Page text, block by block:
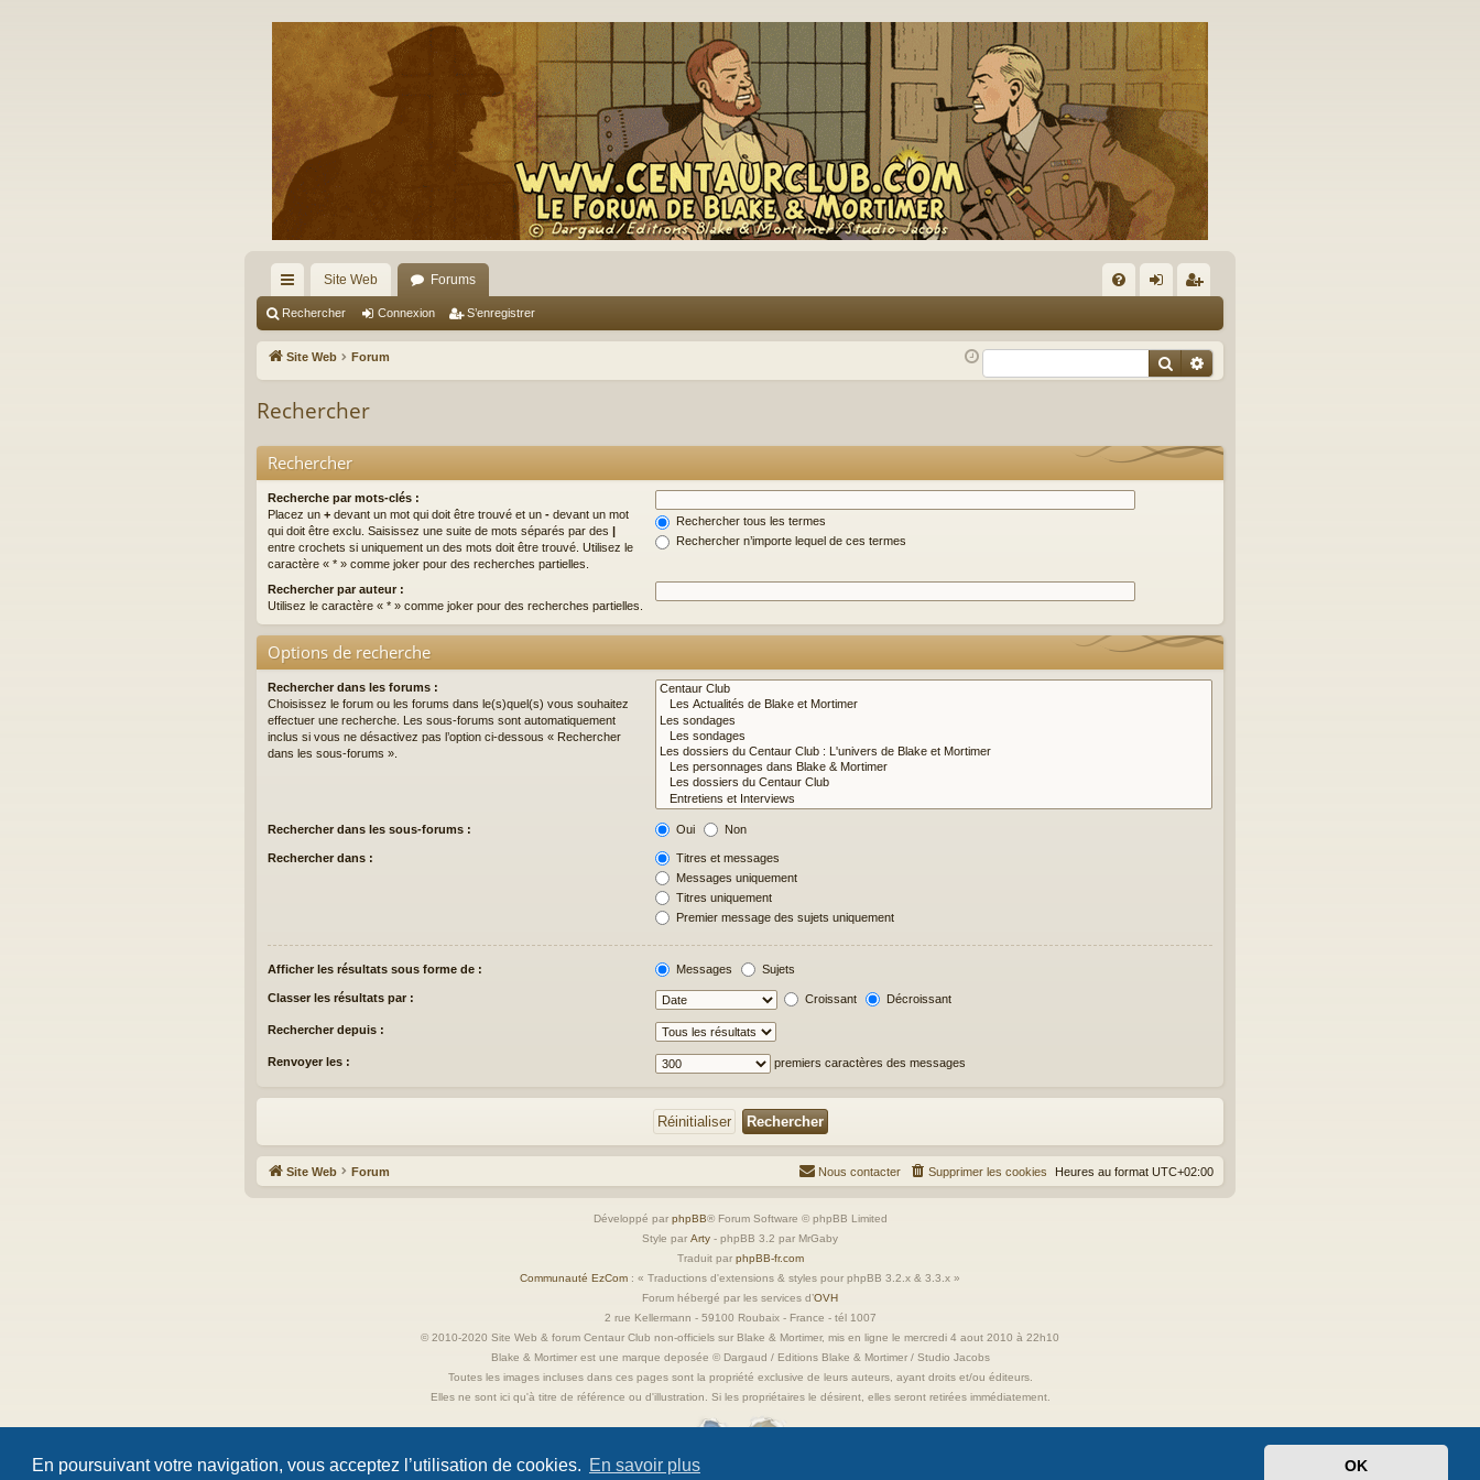
En poursuivant votre navigation, vous acceptez l’utilisation de cookies. En savoir plus OK
cc
ès
ra
pi
de
Site Web Forums
Q ne
xi
nr
eg
re
r
Rechercher Connexion S’enregistrer
Site Web Forum Rechercher
Recherche avancée
Rechercher
Rechercher
Recherche par mots-clés :
Placez un + devant un mot qui doit être trouvé et un - devant un mot
qui doit être exclu. Saisissez une suite de mots séparés par des |
entre crochets si uniquement un des mots doit être trouvé. Utilisez le
caractère « * » comme joker pour des recherches partielles.
Rechercher tous les termes
Rechercher n’importe lequel de ces termes
Rechercher par auteur :
Utilisez le caractère « * » comme joker pour des recherches partielles.
Options de recherche
Rechercher dans les forums :
Choisissez le forum ou les forums dans le(s)quel(s) vous souhaitez
effectuer une recherche. Les sous-forums sont automatiquement
inclus si vous ne désactivez pas l’option ci-dessous « Rechercher
dans les sous-forums ».
Rechercher dans les sous-forums : Oui Non
Rechercher dans :
Titres et messages
Messages uniquement
Titres uniquement
Premier message des sujets uniquement
Afficher les résultats sous forme de : Messages Sujets
Classer les résultats par : Croissant Décroissant
Rechercher depuis :
Renvoyer les : premiers caractères des messages
Site Web Forum Heures au format UTC+02:00
Supprimer les cookies
Nous contacter
Développé par phpBB® Forum Software © phpBB Limited
Style par Arty - phpBB 3.2 par MrGaby
Traduit par phpBB-fr.com
Communauté EzCom : « Traductions d'extensions & styles pour phpBB 3.2.x & 3.3.x »
Forum hébergé par les services d’OVH
2 rue Kellermann - 59100 Roubaix - France - tél 1007
© 2010-2020 Site Web & forum Centaur Club non-officiels sur Blake & Mortimer, mis en ligne le mercredi 4 aout 2010 à 22h10
Blake & Mortimer est une marque deposée © Dargaud / Editions Blake & Mortimer / Studio Jacobs
Toutes les images incluses dans ces pages sont la propriété exclusive de leurs auteurs, ayant droits et/ou éditeurs.
Elles ne sont ici qu'à titre de référence ou d'illustration. Si les propriétaires le désirent, elles seront retirées immédiatement.
Confidentialité